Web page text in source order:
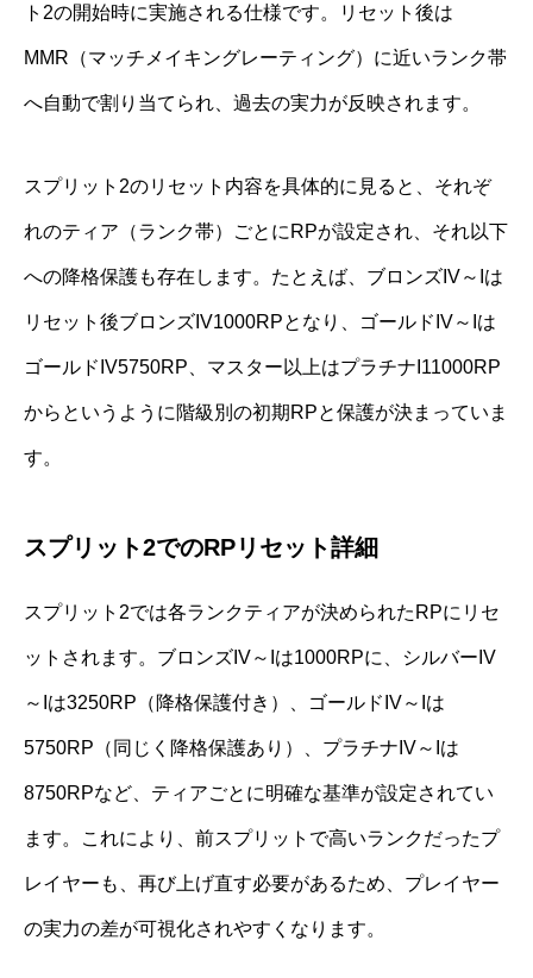
ト2の開始時に実施される仕様です。リセット後は
MMR（マッチメイキングレーティング）に近いランク帯
へ自動で割り当てられ、過去の実力が反映されます。
スプリット2のリセット内容を具体的に見ると、それぞ
れのティア（ランク帯）ごとにRPが設定され、それ以下
への降格保護も存在します。たとえば、ブロンズIV～Iは
リセット後ブロンズIV1000RPとなり、ゴールドIV～Iは
ゴールドIV5750RP、マスター以上はプラチナI11000RP
からというように階級別の初期RPと保護が決まっていま
す。
スプリット2でのRPリセット詳細
スプリット2では各ランクティアが決められたRPにリセ
ットされます。ブロンズIV～Iは1000RPに、シルバーIV
～Iは3250RP（降格保護付き）、ゴールドIV～Iは
5750RP（同じく降格保護あり）、プラチナIV～Iは
8750RPなど、ティアごとに明確な基準が設定されてい
ます。これにより、前スプリットで高いランクだったプ
レイヤーも、再び上げ直す必要があるため、プレイヤー
の実力の差が可視化されやすくなります。